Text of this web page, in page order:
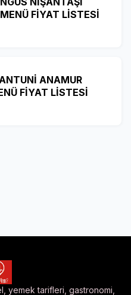
FİYAT LİSTESİ
ANAMUR
FİYAT LİSTESİ
yemek tarifleri, gastronomi,